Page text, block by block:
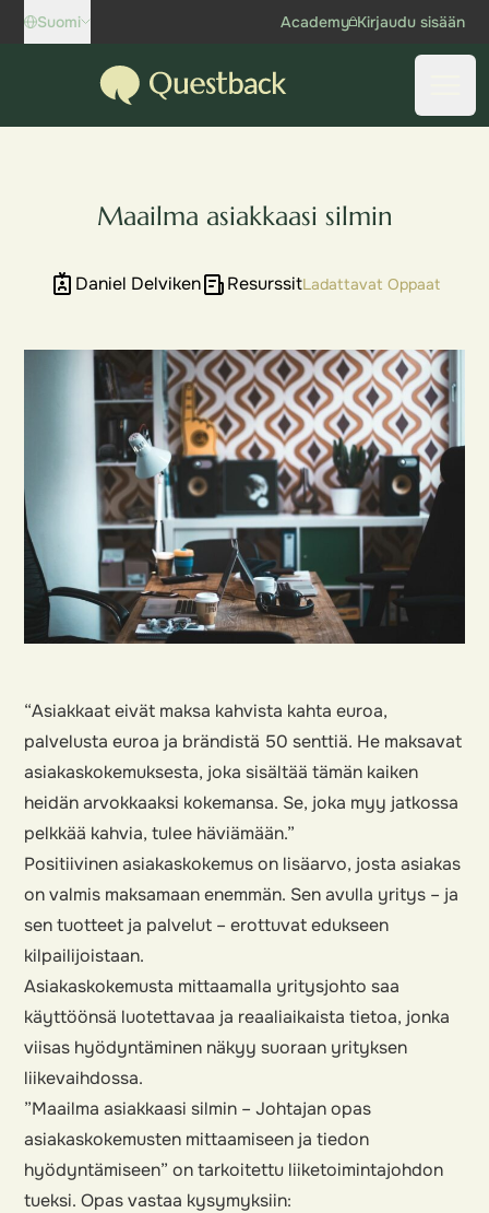
Skip to content
Suomi Academy Kirjaudu sisään
Questback
Maailma asiakkaasi silmin
Daniel Delviken ResurssitLadattavat Oppaat
“Asiakkaat eivät maksa kahvista kahta euroa,
palvelusta euroa ja brändistä 50 senttiä. He maksavat
asiakaskokemuksesta, joka sisältää tämän kaiken
heidän arvokkaaksi kokemansa. Se, joka myy jatkossa
pelkkää kahvia, tulee häviämään.”
Positiivinen asiakaskokemus on lisäarvo, josta asiakas
on valmis maksamaan enemmän. Sen avulla yritys – ja
sen tuotteet ja palvelut – erottuvat edukseen
kilpailijoistaan.
Asiakaskokemusta mittaamalla yritysjohto saa
käyttöönsä luotettavaa ja reaaliaikaista tietoa, jonka
viisas hyödyntäminen näkyy suoraan yrityksen
liikevaihdossa.
”Maailma asiakkaasi silmin – Johtajan opas
asiakaskokemusten mittaamiseen ja tiedon
hyödyntämiseen” on tarkoitettu liiketoimintajohdon
tueksi. Opas vastaa kysymyksiin: